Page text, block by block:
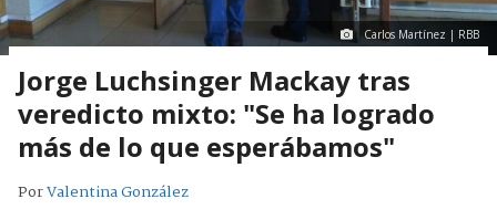
Carlos Martínez | RBB
Jorge Luchsinger Mackay tras
veredicto mixto: "Se ha logrado
más de lo que esperábamos"
PorValentina González